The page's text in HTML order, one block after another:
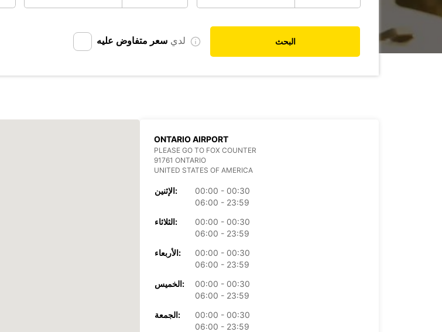
لدي سعر متفاوض عليه البحث
ONTARIO AIRPORT
PLEASE GO TO FOX COUNTER
91761 ONTARIO
UNITED STATES OF AMERICA
الإثنين:
00:00 - 00:30
06:00 - 23:59
الثلاثاء:
00:00 - 00:30
06:00 - 23:59
الأربعاء:
00:00 - 00:30
06:00 - 23:59
الخميس:
00:00 - 00:30
06:00 - 23:59
الجمعة:
00:00 - 00:30
06:00 - 23:59